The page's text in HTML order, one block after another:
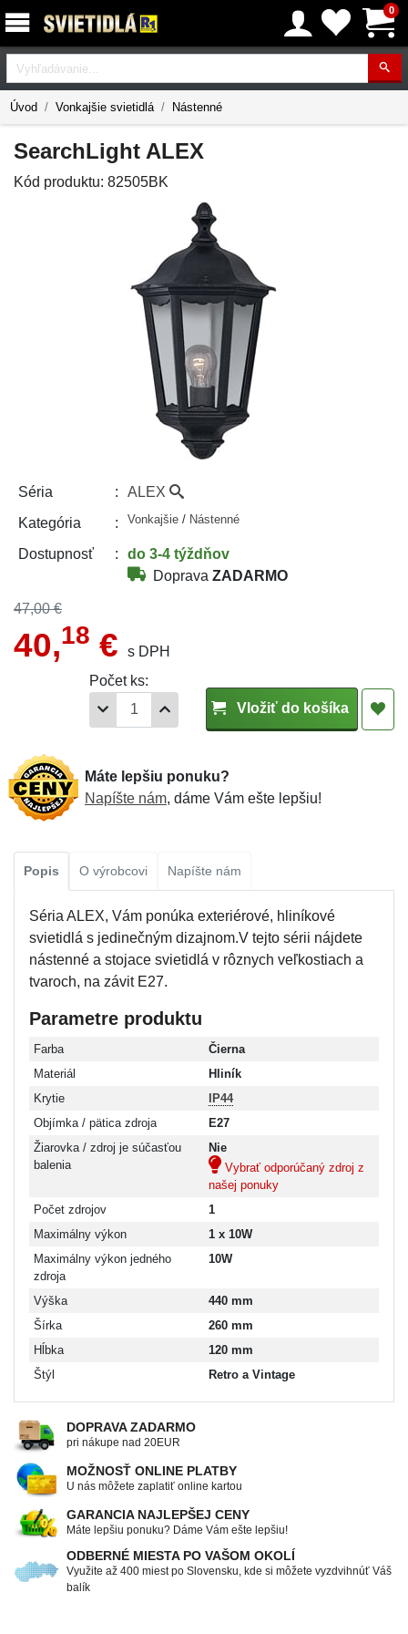
0
Vyhľadávanie
Úvod Vonkajšie svietidlá Nástenné
SearchLight ALEX
Kód produktu: 82505BK
Séria ALEX
Kategória Vonkajšie / Nástenné
Dostupnosť
do 3-4 týždňov
Doprava ZADARMO
47,00 €
40,18 €
s DPH
Počet ks:
Vložiť do košíka
Máte lepšiu ponuku?
Napíšte nám, dáme Vám ešte lepšiu!
Popis O výrobcovi Napíšte nám
Séria ALEX, Vám ponúka exteriérové, hliníkové
svietidlá s jedinečným dizajnom.V tejto sérii nájdete
nástenné a stojace svietidlá v rôznych veľkostiach a
tvaroch, na závit E27.
Parametre produktu
Farba
Čierna
Materiál
Hliník
Krytie
IP44
Objímka / pätica zdroja
E27
Žiarovka / zdroj je súčasťou
balenia
Nie
Vybrať odporúčaný zdroj z
našej ponuky
Počet zdrojov
1
Maximálny výkon
1 x 10W
Maximálny výkon jedného
zdroja
10W
Výška
440 mm
Šírka
260 mm
Hĺbka
120 mm
Štýl
Retro a Vintage
DOPRAVA ZADARMO
pri nákupe nad 20EUR
MOŽNOSŤ ONLINE PLATBY
U nás môžete zaplatiť online kartou
GARANCIA NAJLEPŠEJ CENY
Máte lepšiu ponuku? Dáme Vám ešte lepšiu!
ODBERNÉ MIESTA PO VAŠOM OKOLÍ
Využite až 400 miest po Slovensku, kde si môžete vyzdvihnúť Váš
balík